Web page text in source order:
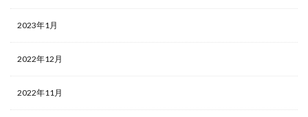
2023年1月
2022年12月
2022年11月